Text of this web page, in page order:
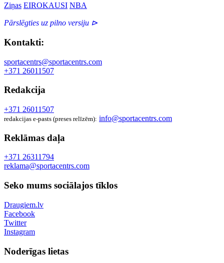
Ziņas EIROKAUSI NBA
Pārslēgties uz pilno versiju ⊳
Kontakti:
sportacentrs@sportacentrs.com
+371 26011507
Redakcija
+371 26011507
redakcijas e-pasts (preses relīzēm): info@sportacentrs.com
Reklāmas daļa
+371 26311794
reklama@sportacentrs.com
Seko mums sociālajos tīklos
Draugiem.lv
Facebook
Twitter
Instagram
Noderīgas lietas